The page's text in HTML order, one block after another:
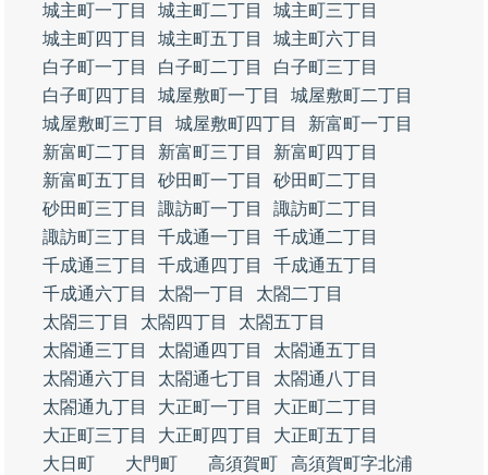
城主町一丁目
城主町二丁目
城主町三丁目
城主町四丁目
城主町五丁目
城主町六丁目
白子町一丁目
白子町二丁目
白子町三丁目
白子町四丁目
城屋敷町一丁目
城屋敷町二丁目
城屋敷町三丁目
城屋敷町四丁目
新富町一丁目
新富町二丁目
新富町三丁目
新富町四丁目
新富町五丁目
砂田町一丁目
砂田町二丁目
砂田町三丁目
諏訪町一丁目
諏訪町二丁目
諏訪町三丁目
千成通一丁目
千成通二丁目
千成通三丁目
千成通四丁目
千成通五丁目
千成通六丁目
太閤一丁目
太閤二丁目
太閤三丁目
太閤四丁目
太閤五丁目
太閤通三丁目
太閤通四丁目
太閤通五丁目
太閤通六丁目
太閤通七丁目
太閤通八丁目
太閤通九丁目
大正町一丁目
大正町二丁目
大正町三丁目
大正町四丁目
大正町五丁目
大日町
大門町 高須賀町
高須賀町字北浦